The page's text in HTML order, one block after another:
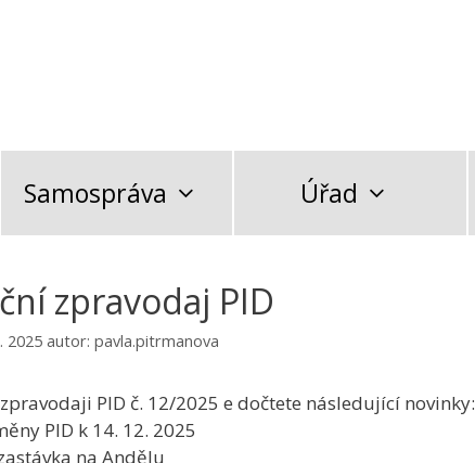
Samospráva Úřad
zpravodaj PID
2025 autor: pavla.pitrmanova
PID č. 12/2025 e dočtete následující novinky:
PID k 14. 12. 2025
na Andělu